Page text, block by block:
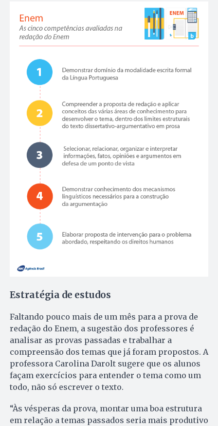
Estratégia de estudos
Faltando pouco mais de um mês para a prova de
redação do Enem, a sugestão dos professores é
analisar as provas passadas e trabalhar a
compreensão dos temas que já foram propostos. A
professora Carolina Darolt sugere que os alunos
façam exercícios para entender o tema como um
todo, não só escrever o texto.
“Às vésperas da prova, montar uma boa estrutura
em relação a temas passados seria mais produtivo